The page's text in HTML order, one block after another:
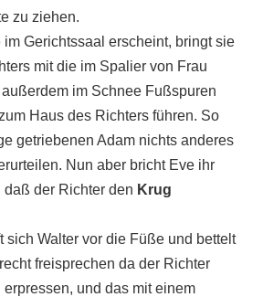
zu ziehen.
Gerichtssaal erscheint, bringt sie
mit die im Spalier von Frau
im Schnee Fußspuren
Haus des Richters führen. So
getriebenen Adam nichts anderes
Nun aber bricht Eve ihr
der Richter den Krug
sich Walter vor die Füße und bettelt
freisprechen da der Richter
und das mit einem